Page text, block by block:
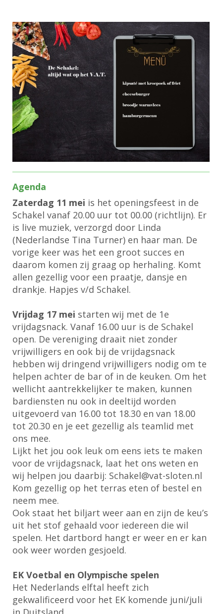
Agenda
Zaterdag 11 mei is het openingsfeest in de
Schakel vanaf 20.00 uur tot 00.00 (richtlijn). Er
is live muziek, verzorgd door Linda
(Nederlandse Tina Turner) en haar man. De
vorige keer was het een groot succes en
daarom komen zij graag op herhaling. Komt
allen gezellig voor een praatje, dansje en
drankje. Hapjes v/d Schakel.
Vrijdag 17 mei starten wij met de 1e
vrijdagsnack. Vanaf 16.00 uur is de Schakel
open. De vereniging draait niet zonder
vrijwilligers en ook bij de vrijdagsnack
hebben wij dringend vrijwilligers nodig om te
helpen achter de bar of in de keuken. Om het
wellicht aantrekkelijker te maken, kunnen
bardiensten nu ook in deeltijd worden
uitgevoerd van 16.00 tot 18.30 en van 18.00
tot 20.30 en je eet gezellig als teamlid met
ons mee.
Lijkt het jou ook leuk om eens iets te maken
voor de vrijdagsnack, laat het ons weten en
wij helpen jou daarbij: lekahcS@vat-sloten.nl
Kom gezellig op het terras eten of bestel en
neem mee.
Ook staat het biljart weer aan en zijn de keu’s
uit het stof gehaald voor iedereen die wil
spelen. Het dartbord hangt er weer en er kan
ook weer worden gesjoeld.
EK Voetbal en Olympische spelen
Het Nederlands elftal heeft zich
gekwalificeerd voor het EK komende juni/juli